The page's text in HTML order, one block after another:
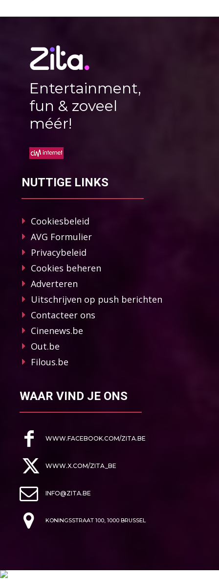
Entertainment,
fun & zoveel
méér!
NUTTIGE LINKS
Cookiesbeleid
AVG Formulier
Privacybeleid
Cookies beheren
Adverteren
Uitschrijven op push berichten
Contacteer ons
Cinenews.be
Out.be
Filous.be
WAAR VIND JE ONS
WWW.FACEBOOK.COM/ZITA.BE
WWW.X.COM/ZITA_BE
INFO@ZITA.BE
KONINGSSTRAAT 100, 1000 BRUSSEL